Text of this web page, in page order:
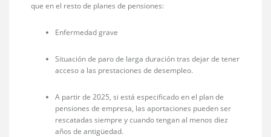
que en el resto de planes de pensiones:
Enfermedad grave
Situación de paro de larga duración tras dejar de tener
acceso a las prestaciones de desempleo.
A partir de 2025, si está especificado en el plan de
pensiones de empresa, las aportaciones pueden ser
rescatadas siempre y cuando tengan al menos diez
años de antigüedad.